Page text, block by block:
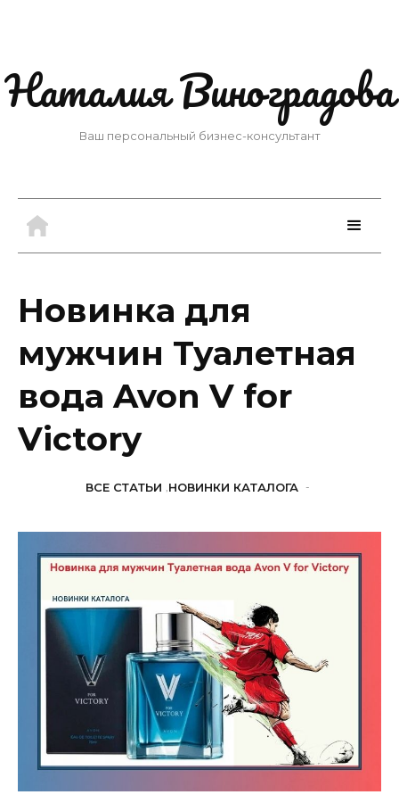
Наталия Виноградова
Ваш персональный бизнес-консультант
Новинка для
мужчин Туалетная
вода Avon V for
Victory
ВСЕ СТАТЬИ ,НОВИНКИ КАТАЛОГА -